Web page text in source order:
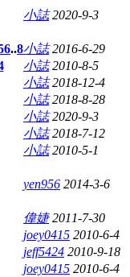
小誌 2020-9-3
6..8小誌 2016-6-29
小誌 2010-8-5
小誌 2018-12-4
小誌 2018-8-28
小誌 2020-9-3
小誌 2018-7-12
小誌 2010-5-1
yen956 2014-3-6
偉婕 2011-7-30
joey0415 2010-6-4
jeff5424 2010-9-18
joey0415 2010-6-4